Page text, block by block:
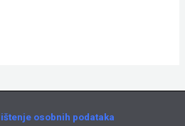
osobnih podataka